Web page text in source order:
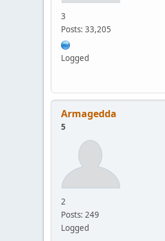
3
Posts: 33,205
Logged
Armagedda
5
2
Posts: 249
Logged